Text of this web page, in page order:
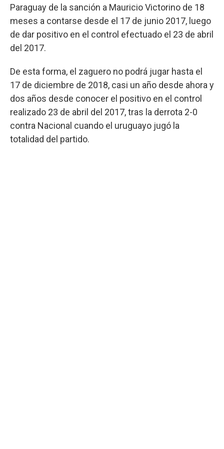
Paraguay de la sanción a Mauricio Victorino de 18
meses a contarse desde el 17 de junio 2017, luego
de dar positivo en el control efectuado el 23 de abril
del 2017.
De esta forma, el zaguero no podrá jugar hasta el
17 de diciembre de 2018, casi un año desde ahora y
dos años desde conocer el positivo en el control
realizado 23 de abril del 2017, tras la derrota 2-0
contra Nacional cuando el uruguayo jugó la
totalidad del partido.